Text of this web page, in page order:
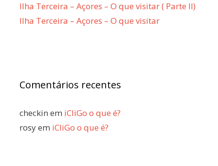
Ilha Terceira – Açores – O que visitar ( Parte II)
Ilha Terceira – Açores – O que visitar
Comentários recentes
checkin em iCliGo o que é?
rosyem iCliGo o que é?